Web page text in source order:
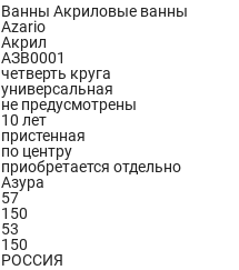
Ванны Акриловые ванны
Azario
Акрил
АЗВ0001
четверть круга
универсальная
не предусмотрены
10 лет
пристенная
по центру
приобретается отдельно
Азура
57
150
53
150
РОССИЯ